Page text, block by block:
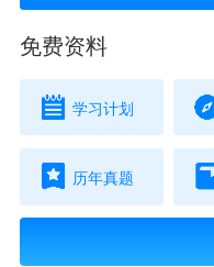
免费资料
学习计划
历年真题